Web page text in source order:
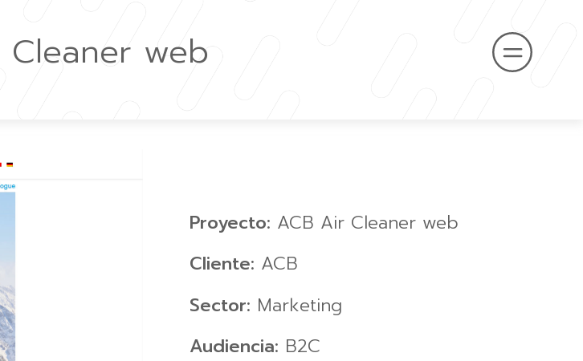
Cleaner web
Proyecto: ACB Air Cleaner web
Cliente: ACB
Sector: Marketing
Audiencia: B2C